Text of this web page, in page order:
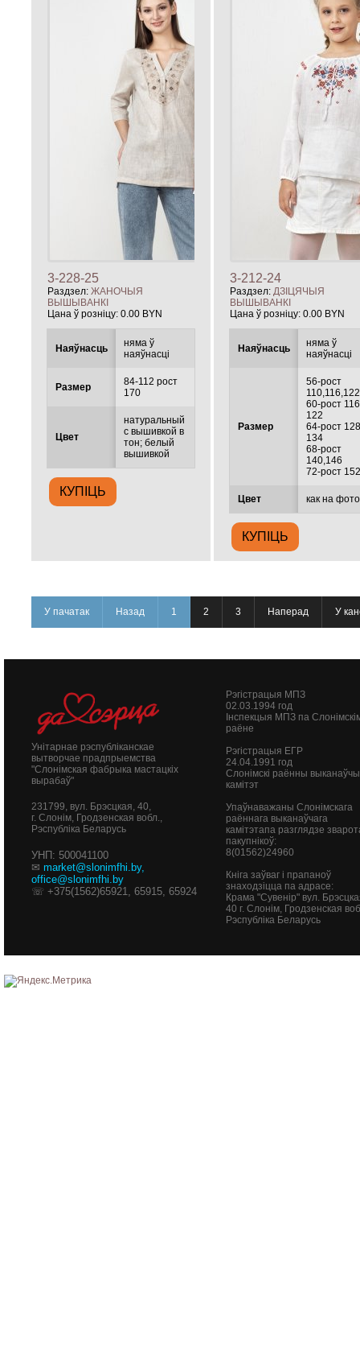
3-228-25
Раздзел: ЖАНОЧЫЯ
ВЫШЫВАНКІ
Цана ў розніцу: 0.00 BYN
Наяўнасць
няма ў
наяўнасці
Размер
84-112 рост
170
Цвет
натуральный
с вышивкой в
тон; белый
вышивкой
3-212-24
Раздзел:ДЗIЦЯЧЫЯ
ВЫШЫВАНКІ
Цана ў розніцу:0.00 BYN
Наяўнасць
няма ў
наяўнасці
Размер
56-рост
110,116,122
60-рост
122
64-рост
134
68-рост
140,146
72-рост
Цвет как на фото
У пачатак Назад 1 2 3 Наперад У
Унітарнае рэспубліканскае
вытворчае прадпрыемства
"Слонімская фабрыка мастацкіх
вырабаў"
231799, вул. Брэсцкая, 40,
г. Слонім, Гродзенская вобл.,
Рэспубліка Беларусь
УНП: 500041100
✉ market@slonimfhi.by,
office@slonimfhi.by
☏ +375(1562)65921, 65915, 65924
Рэгістрацыя МПЗ
02.03.1994 год
Інспекцыя МПЗ па
раёне
Рэгістрацыя ЕГР
24.04.1991 год
Слонімскі раённы выканаўчы
камітэт
Упаўнаважаны Слонімскага
раённага выканаўчага
камітэтапа разглядзе
пакупнікоў:
8(01562)24960
Кніга заўваг і прапаноў
знаходзіцца па адрасе:
Крама "Сувенір" вул.
40 г. Слонім, Гродзенская
Рэспубліка Беларусь